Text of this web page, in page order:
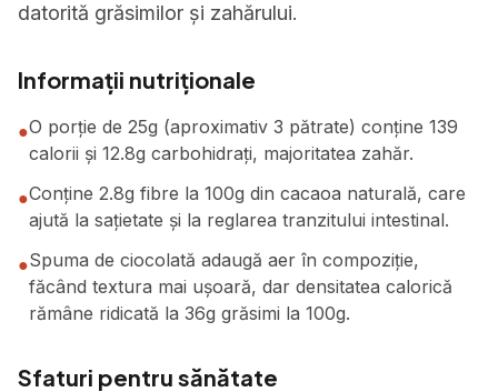
datorită grăsimilor și zahărului.
Informații nutriționale
●O porție de 25g (aproximativ 3 pătrate) conține 139
calorii și 12.8g carbohidrați, majoritatea zahăr.
●Conține 2.8g fibre la 100g din cacaoa naturală, care
ajută la sațietate și la reglarea tranzitului intestinal.
●Spuma de ciocolată adaugă aer în compoziție,
făcând textura mai ușoară, dar densitatea calorică
rămâne ridicată la 36g grăsimi la 100g.
Sfaturi pentru sănătate